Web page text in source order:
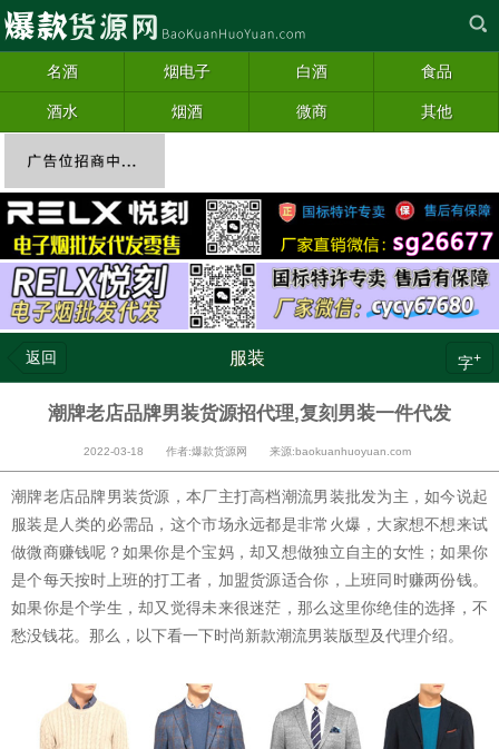
名酒 烟电子 白酒 食品
酒水 烟酒 微商 其他
返回 服装 字+
潮牌老店品牌男装货源招代理,复刻男装一件代发
2022-03-18 作者:爆款货源网 来源:baokuanhuoyuan.com
潮牌老店品牌男装货源，本厂主打高档潮流男装批发为主，如今说起
服装是人类的必需品，这个市场永远都是非常火爆，大家想不想来试
做微商赚钱呢？如果你是个宝妈，却又想做独立自主的女性；如果你
是个每天按时上班的打工者，加盟货源适合你，上班同时赚两份钱。
如果你是个学生，却又觉得未来很迷茫，那么这里你绝佳的选择，不
愁没钱花。那么，以下看一下时尚新款潮流男装版型及代理介绍。